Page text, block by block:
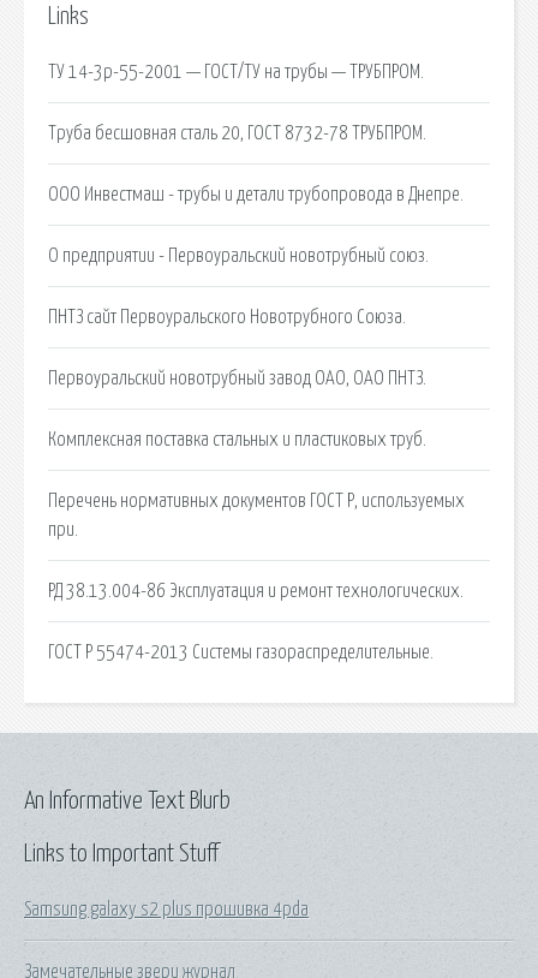
Links
ТУ 14-3р-55-2001 — ГОСТ/ТУ на трубы — ТРУБПРОМ.
Труба бесшовная сталь 20, ГОСТ 8732-78 ТРУБПРОМ.
ООО Инвестмаш - трубы и детали трубопровода в Днепре.
О предприятии - Первоуральский новотрубный союз.
ПНТЗ сайт Первоуральского Новотрубного Союза.
Первоуральский новотрубный завод ОАО, ОАО ПНТЗ.
Комплексная поставка стальных и пластиковых труб.
Перечень нормативных документов ГОСТ Р, используемых
при.
РД 38.13.004-86 Эксплуатация и ремонт технологических.
ГОСТ Р 55474-2013 Системы газораспределительные.
Links to Important Stuff
Samsung galaxy s2 plus прошивка 4pda
Замечательные звери журнал
An Informative Text Blurb